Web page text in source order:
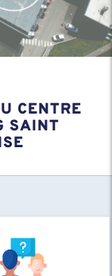
CENTRE
SAINT